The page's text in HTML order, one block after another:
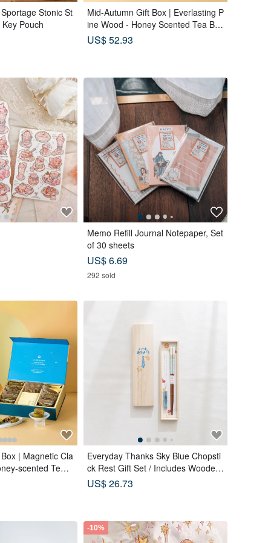
Stonic St
Pouch
Mid-Autumn Gift Box | Everlasting P
ine Wood - Honey Scented Tea Ba
gs x Double Tea Custard Mooncak
es x Tea Pastries (18 pcs) - Azure
US$ 52.93
Memo Refill Journal Notepaper, Set
of 30 sheets
US$ 6.69
292 sold
| Magnetic Cla
scented Tea B
Everyday Thanks Sky Blue Chopsti
ck Rest Gift Set / Includes Wooden
Box
US$ 26.73
-10%